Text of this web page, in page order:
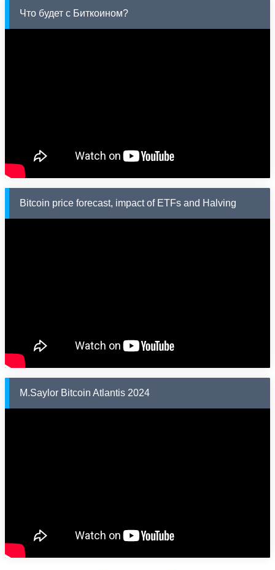
Что будет с Биткоином?
Bitcoin price forecast, impact of ETFs and Halving
M.Saylor Bitcoin Atlantis 2024